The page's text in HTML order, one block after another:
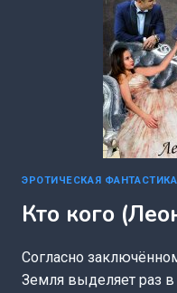
ЭРОТИЧЕСКАЯ ФАНТАСТИКА
Кто кого
Согласно
Земля выделяет раз